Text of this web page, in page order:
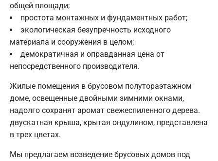
общей площади;
простота монтажных и фундаментных работ;
экологическая безупречность исходного
материала и сооружения в целом;
демократичная и оправданная цена от
непосредственного производителя.
Жилые помещения в брусовом полутораэтажном
доме, освещенные двойными зимними окнами,
надолго сохранят аромат свежеспиленного дерева.
двускатная крыша, крытая ондулином, представлена
в трех цветах.
Мы предлагаем возведение брусовых домов под